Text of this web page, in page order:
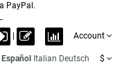
PayPal.
Account
Español Italian Deutsch $